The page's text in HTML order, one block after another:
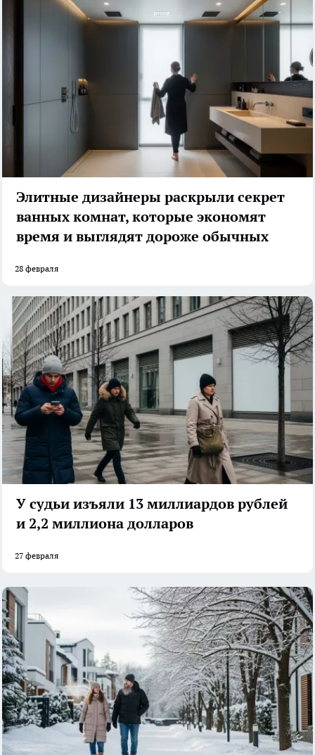
Элитные дизайнеры раскрыли секрет
ванных комнат, которые экономят
время и выглядят дороже обычных
28 февраля
У судьи изъяли 13 миллиардов рублей
и 2,2 миллиона долларов
27 февраля